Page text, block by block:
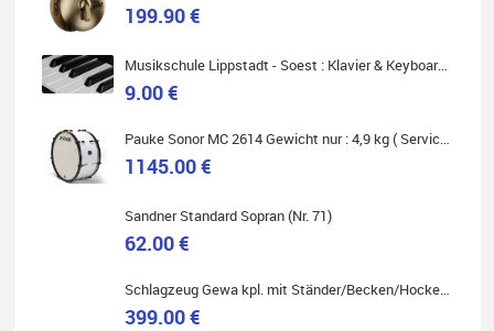
199.90 €
Musikschule Lippstadt - Soest : Klavier & Keyboardunterricht
9.00 €
Pauke Sonor MC 2614 Gewicht nur : 4,9 kg ( Service Preis inkl. Werkstatt Service )
1145.00 €
Sandner Standard Sopran (Nr. 71)
62.00 €
Schlagzeug Gewa kpl. mit Ständer/Becken/Hocker DER RENNER ! (Service Preis inkl. Werkstatt Service)
399.00 €